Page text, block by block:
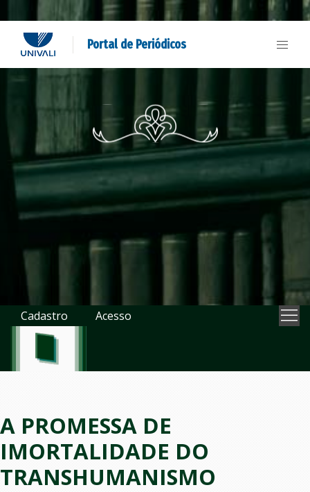
Portal de Periódicos
Cadastro Acesso
A PROMESSA DE
IMORTALIDADE DO
TRANSHUMANISMO